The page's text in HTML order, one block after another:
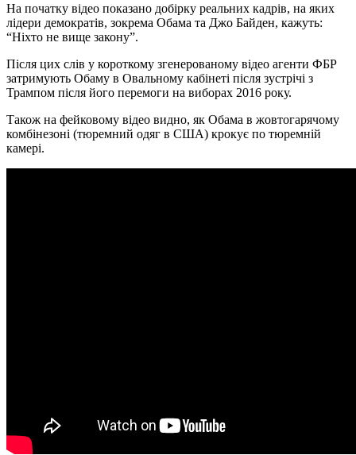
На початку відео показано добірку реальних кадрів, на яких
лідери демократів, зокрема Обама та Джо Байден, кажуть:
“Ніхто не вище закону”.
Після цих слів у короткому згенерованому відео агенти ФБР
затримують Обаму в Овальному кабінеті після зустрічі з
Трампом після його перемоги на виборах 2016 року.
Також на фейковому відео видно, як Обама в жовтогарячому
комбінезоні (тюремний одяг в США) крокує по тюремній
камері.